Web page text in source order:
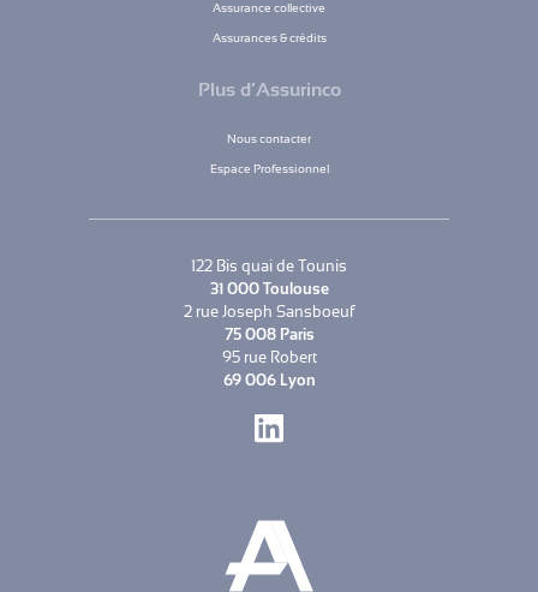
Assurance collective
Assurances & crédits
Plus d’Assurinco
Nous contacter
Espace Professionnel
122 Bis quai de Tounis
31 000 Toulouse
2 rue Joseph Sansboeuf
75 008 Paris
95 rue Robert
69 006 Lyon
LinkedIn